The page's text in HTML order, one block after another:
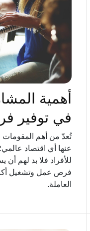
أهمية
في توفير
تُعدّ من أهم المقومات
عنها أي اقتصاد
للأفراد فلا بد لهم أن
فرص عمل وتشغيل
العاملة.